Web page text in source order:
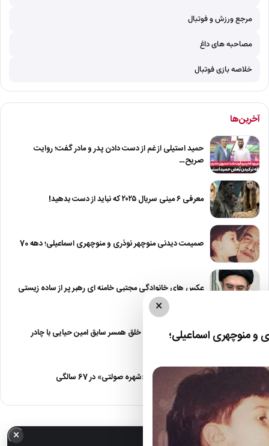
مرجع ورزش و فوتبال
مصاحبه های داغ
خلاصه بازی فوتبال
آخرین‌ها
حمید استیلی از غم از دست دادن پدر و مادر گفت؛ روایت
صریح…
معرفی ۶ مینی سریال ۲۰۲۵ که نباید از دست بدهید!
صمیمت دیدنی منوچهر نوذری و منوچهری اسماعیلی؛ دهه 70
عکس های خانوادگی مجتبی خامنه ای رهبر پر از ساده زیستی
عکس| نیلوفر خوش خلق همسر سابق امین حیایی با چادر
عکس| تغییر چهره «شهره صولتی» در 67 سالگی
×
منوچهری اسماعیلی؛
× خبر مهم